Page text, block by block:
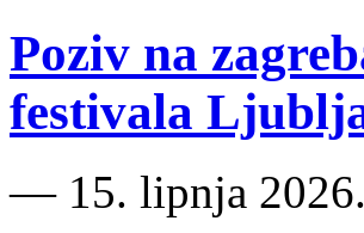
Poziv na
festivala
― 15. lipnja 2026.